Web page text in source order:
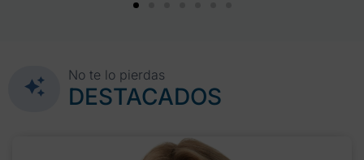
No te lo pierdas
DESTACADOS